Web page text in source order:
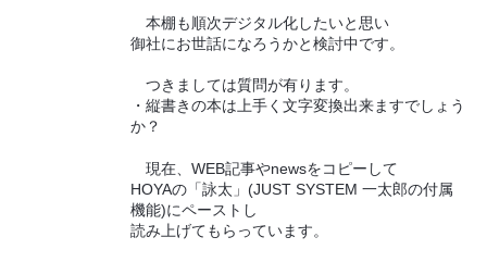
本棚も順次デジタル化したいと思い
御社にお世話になろうかと検討中です。
つきましては質問が有ります。
・縦書きの本は上手く文字変換出来ますでしょう
か？
現在、WEB記事やnewsをコピーして
HOYAの「詠太」(JUST SYSTEM 一太郎の付属
機能)にペーストし
読み上げてもらっています。